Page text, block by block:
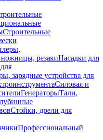
Строительные
резакиНасадки для
зарядные устройства для
Силовая и
ГенераторыТали,
Стойки, дрели для
Профессиональный